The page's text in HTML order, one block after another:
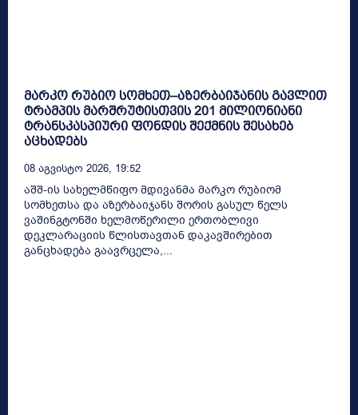
მარკო რუბიო სომხეთ–აზერბაიჯანის გავლით
ტრამპის მარშრუტისთვის 201 მილიონიანი
ტრანსკასპიური ფონდის შექმნის შესახებ
აცხადებს
08 Აგვისტო 2026, 19:52
აშშ-ის სახელმწიფო მდივანმა მარკო რუბიომ
სომხეთსა და აზერბაიჯანს შორის გასულ წელს
ვაშინგტონში ხელმოწერილი ერთობლივი
დეკლარაციის წლისთავთან დაკავშირებით
განცხადება გაავრცელა,...